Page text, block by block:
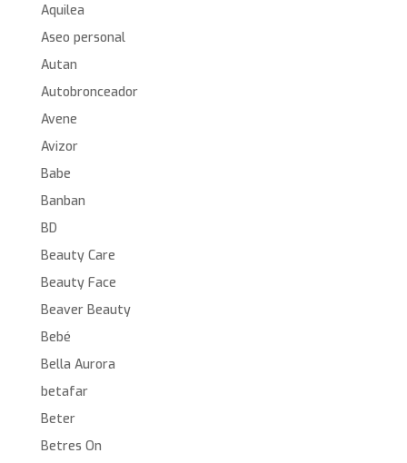
Aquilea
Aseo personal
Autan
Autobronceador
Avene
Avizor
Babe
Banban
BD
Beauty Care
Beauty Face
Beaver Beauty
Bebé
Bella Aurora
betafar
Beter
Betres On